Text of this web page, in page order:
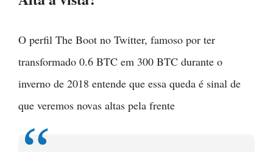
O perfil The Boot no Twitter, famoso por ter
transformado 0.6 BTC em 300 BTC durante o
inverno de 2018 entende que essa queda é sinal de
que veremos novas altas pela frente